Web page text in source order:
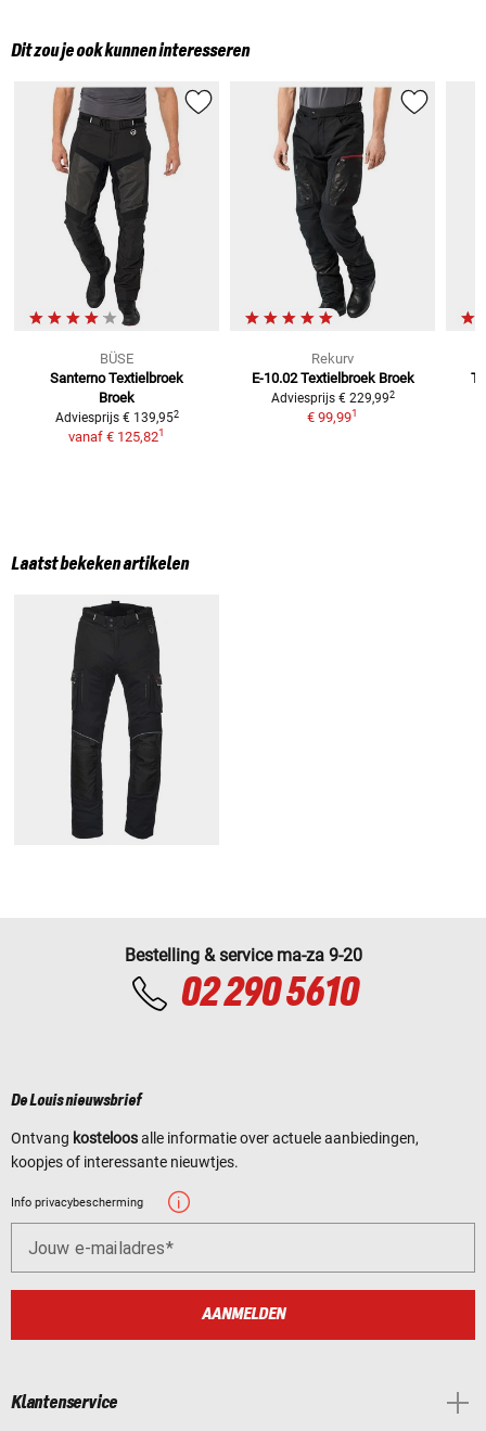
Dit zou je ook kunnen interesseren
BÜSE
Santerno Textielbroek
Broek
Adviesprijs € 139,952
vanaf € 125,821
Rekurv
E-10.02 Textielbroek Broek
Adviesprijs € 229,992
€ 99,991
T-
Laatst bekeken artikelen
Bestelling & service ma-za 9-20
02 290 5610
De Louis nieuwsbrief
Ontvang kosteloosalle informatie over actuele aanbiedingen,
koopjes of interessante nieuwtjes.
Info privacybescherming
Jouw e-mailadres
AANMELDEN
Klantenservice